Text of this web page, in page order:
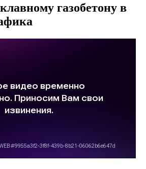
газобетону в